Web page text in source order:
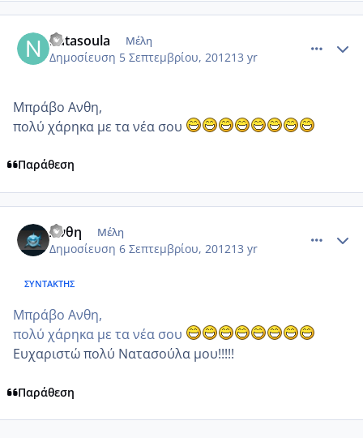
natasoula Μέλη
Δημοσίευση 5 Σεπτεμβρίου, 201213 yr
Μπράβο Ανθη,
πολύ χάρηκα με τα νέα σου
Παράθεση
Ανθη Μέλη
Δημοσίευση 6 Σεπτεμβρίου, 201213 yr
ΣΥΝΤΆΚΤΗΣ
Μπράβο Ανθη,
πολύ χάρηκα με τα νέα σου
Ευχαριστώ πολύ Νατασούλα μου!!!!!
Παράθεση